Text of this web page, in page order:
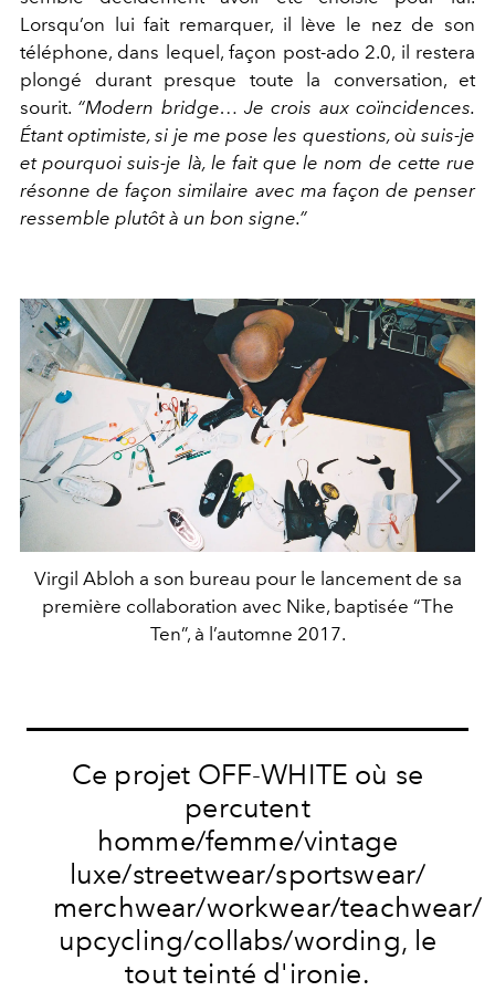
Lorsqu’on lui fait remarquer, il lève le nez de son
téléphone, dans lequel, façon post-ado 2.0, il restera
plongé durant presque toute la conversation, et
sourit. “Modern bridge… Je crois aux coïncidences.
Étant optimiste, si je me pose les questions, où suis-je
et pourquoi suis-je là, le fait que le nom de cette rue
résonne de façon similaire avec ma façon de penser
ressemble plutôt à un bon signe.”
Virgil Abloh a son bureau pour le lancement de sa
première collaboration avec Nike, baptisée “The
Ten”, à l’automne 2017.
Ce projet OFF-WHITE où se
percutent
homme/femme/vintage
luxe/streetwear/sportswear/
merchwear/workwear/teachwear/
upcycling/collabs/wording, le
tout teinté d'ironie.